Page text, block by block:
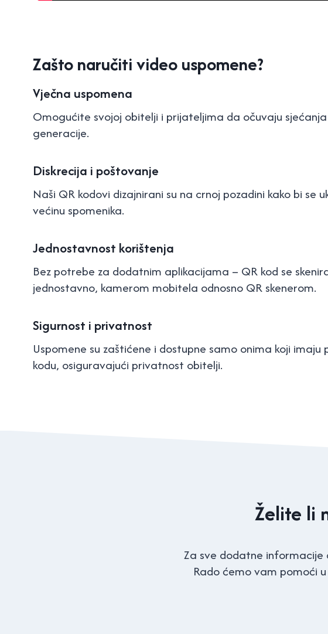
Zašto naručiti video uspomene?
Vječna uspomena
Omogućite svojoj obitelji i prijateljima da očuvaju
generacije.
Diskrecija i poštovanje
Naši QR kodovi dizajnirani su na crnoj pozadini kako bi se
većinu spomenika.
Jednostavnost korištenja
Bez potrebe za dodatnim aplikacijama – QR kod se
jednostavno, kamerom mobitela odnosno QR skenerom.
Sigurnost i privatnost
Uspomene su zaštićene i dostupne samo onima koji imaju
kodu, osiguravajući privatnost obitelji.
Želite li
Za sve dodatne informacije
Rado ćemo vam pomoći